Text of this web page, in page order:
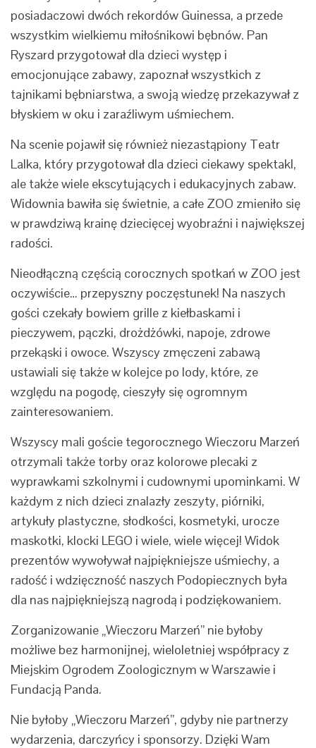
posiadaczowi dwóch rekordów Guinessa, a przede
wszystkim wielkiemu miłośnikowi bębnów. Pan
Ryszard przygotował dla dzieci występ i
emocjonujące zabawy, zapoznał wszystkich z
tajnikami bębniarstwa, a swoją wiedzę przekazywał z
błyskiem w oku i zaraźliwym uśmiechem.
Na scenie pojawił się również niezastąpiony Teatr
Lalka, który przygotował dla dzieci ciekawy spektakl,
ale także wiele ekscytujących i edukacyjnych zabaw.
Widownia bawiła się świetnie, a całe ZOO zmieniło się
w prawdziwą krainę dziecięcej wyobraźni i największej
radości.
Nieodłączną częścią corocznych spotkań w ZOO jest
oczywiście… przepyszny poczęstunek! Na naszych
gości czekały bowiem grille z kiełbaskami i
pieczywem, pączki, drożdżówki, napoje, zdrowe
przekąski i owoce. Wszyscy zmęczeni zabawą
ustawiali się także w kolejce po lody, które, ze
względu na pogodę, cieszyły się ogromnym
zainteresowaniem.
Wszyscy mali goście tegorocznego Wieczoru Marzeń
otrzymali także torby oraz kolorowe plecaki z
wyprawkami szkolnymi i cudownymi upominkami. W
każdym z nich dzieci znalazły zeszyty, piórniki,
artykuły plastyczne, słodkości, kosmetyki, urocze
maskotki, klocki LEGO i wiele, wiele więcej! Widok
prezentów wywoływał najpiękniejsze uśmiechy, a
radość i wdzięczność naszych Podopiecznych była
dla nas najpiękniejszą nagrodą i podziękowaniem.
Zorganizowanie „Wieczoru Marzeń” nie byłoby
możliwe bez harmonijnej, wieloletniej współpracy z
Miejskim Ogrodem Zoologicznym w Warszawie i
Fundacją Panda.
Nie byłoby „Wieczoru Marzeń”, gdyby nie partnerzy
wydarzenia, darczyńcy i sponsorzy. Dzięki Wam